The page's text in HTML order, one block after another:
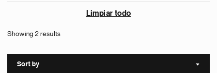
Limpiar todo
Showing 2 results
Sort by Sort